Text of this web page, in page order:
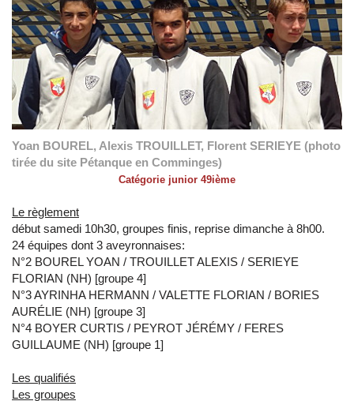
Yoan BOUREL, Alexis TROUILLET, Florent SERIEYE (photo
tirée du site Pétanque en Comminges)
Catégorie junior 49ième
Le règlement
début samedi 10h30, groupes finis, reprise dimanche à 8h00.
24 équipes dont 3 aveyronnaises:
N°2 BOUREL YOAN / TROUILLET ALEXIS / SERIEYE
FLORIAN (NH) [groupe 4]
N°3 AYRINHA HERMANN / VALETTE FLORIAN / BORIES
AURÉLIE (NH) [groupe 3]
N°4 BOYER CURTIS / PEYROT JÉRÉMY / FERES
GUILLAUME (NH) [groupe 1]
Les qualifiés
Les groupes